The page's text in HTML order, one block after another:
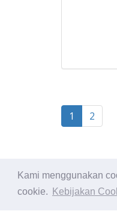
Kami menggunakan
cookie.
Kebijakan
1 2
© Export